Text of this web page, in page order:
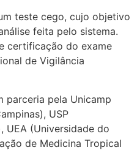
teste cego, cujo objetivo
feita pelo sistema.
certificação do exame
de Vigilância
parceria pela Unicamp
USP
UEA (Universidade do
de Medicina Tropical